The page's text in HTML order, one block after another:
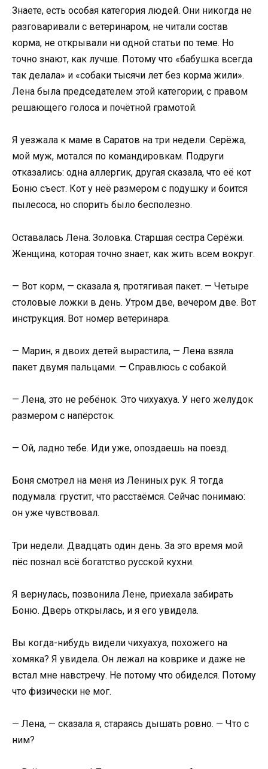
Знаете, есть особая категория людей. Они никогда не
разговаривали с ветеринаром, не читали состав
корма, не открывали ни одной статьи по теме. Но
точно знают, как лучше. Потому что «бабушка всегда
так делала» и «собаки тысячи лет без корма жили».
Лена была председателем этой категории, с правом
решающего голоса и почётной грамотой.
Я уезжала к маме в Саратов на три недели. Серёжа,
мой муж, мотался по командировкам. Подруги
отказались: одна аллергик, другая сказала, что её кот
Боню съест. Кот у неё размером с подушку и боится
пылесоса, но спорить было бесполезно.
Оставалась Лена. Золовка. Старшая сестра Серёжи.
Женщина, которая точно знает, как жить всем вокруг.
— Вот корм, — сказала я, протягивая пакет. — Четыре
столовые ложки в день. Утром две, вечером две. Вот
инструкция. Вот номер ветеринара.
— Марин, я двоих детей вырастила, — Лена взяла
пакет двумя пальцами. — Справлюсь с собакой.
— Лена, это не ребёнок. Это чихуахуа. У него желудок
размером с напёрсток.
— Ой, ладно тебе. Иди уже, опоздаешь на поезд.
Боня смотрел на меня из Лениных рук. Я тогда
подумала: грустит, что расстаёмся. Сейчас понимаю:
он уже чувствовал.
Три недели. Двадцать один день. За это время мой
пёс познал всё богатство русской кухни.
Я вернулась, позвонила Лене, приехала забирать
Боню. Дверь открылась, и я его увидела.
Вы когда-нибудь видели чихуахуа, похожего на
хомяка? Я увидела. Он лежал на коврике и даже не
встал мне навстречу. Не потому что обиделся. Потому
что физически не мог.
— Лена, — сказала я, стараясь дышать ровно. — Что с
ним?